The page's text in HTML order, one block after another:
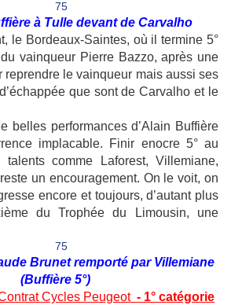
à Tulle devant de Carvalho
le Bordeaux-Saintes, où il termine 5°
vainqueur Pierre Bazzo, après une
reprendre le vainqueur mais aussi ses
que sont de Carvalho et le
belles performances d’Alain Buffière
implacable. Finir enocre 5° au
comme Laforest, Villemiane,
un encouragement. On le voit, on
encore et toujours, d’autant plus
du Trophée du Limousin, une
Brunet remporté par Villemiane
(Buffière 5°)
Cycles Peugeot- 1° catégorie